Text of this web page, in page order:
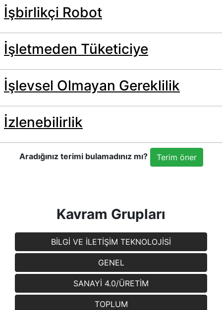
İşbirlikçi Robot
İşletmeden Tüketiciye
İşlevsel Olmayan Gereklilik
İzlenebilirlik
Aradığınız terimi bulamadınız mı? Terim öner
Kavram Grupları
BİLGİ VE İLETİŞİM TEKNOLOJİSİ
GENEL
SANAYİ 4.0/ÜRETİM
TOPLUM